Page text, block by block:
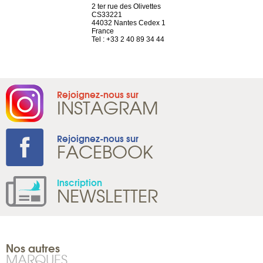
2 ter rue des Olivettes
CS33221
44032 Nantes Cedex 1
France
Tel : +33 2 40 89 34 44
Rejoignez-nous sur
INSTAGRAM
Rejoignez-nous sur
FACEBOOK
Inscription
NEWSLETTER
Nos autres